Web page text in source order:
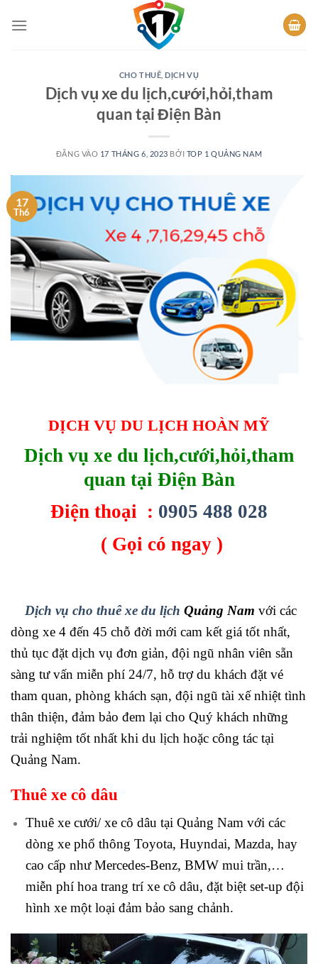
qua
CHO THUÊ ,DỊCH VỤ
Dịch vụ xe du lịch,cưới,hỏi,tham
quan tại Điện Bàn
ĐĂNG VÀO 17 THÁNG 6, 2023 BỞI TOP 1 QUẢNG NAM
17
Th6
DỊCH VỤ DU LỊCH HOÀN MỸ
Dịch vụ xe du lịch,cưới,hỏi,tham
quan tại Điện Bàn
Điện thoại : 0905 488 028
( Gọi có ngay )
Dịch vụ cho thuê xe du lịch Quảng Nam với các
dòng xe 4 đến 45 chỗ đời mới cam kết giá tốt nhất,
thủ tục đặt dịch vụ đơn giản, đội ngũ nhân viên sẵn
sàng tư vấn miễn phí 24/7, hỗ trợ du khách đặt vé
tham quan, phòng khách sạn, đội ngũ tài xế nhiệt tình
thân thiện, đảm bảo đem lại cho Quý khách những
trải nghiệm tốt nhất khi du lịch hoặc công tác tại
Quảng Nam.
Thuê xe cô dâu
Thuê xe cưới/ xe cô dâu tại Quảng Nam với các
dòng xe phổ thông Toyota, Huyndai, Mazda, hay
cao cấp như Mercedes-Benz, BMW mui trần,…
miễn phí hoa trang trí xe cô dâu, đặt biệt set-up đội
hình xe một loại đảm bảo sang chảnh.